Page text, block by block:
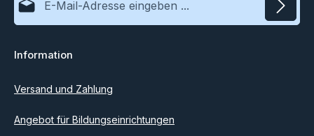
Versorgungsspannung: DC 9V-12V Zwei Steuermodis Bar/Dot-
Ich habe dieDatenschutzbestimmungen
einverstanden.
Information
Versand und Zahlung
Angebot für Bildungseinrichtungen